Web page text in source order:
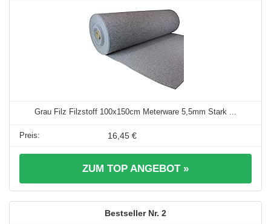
Grau Filz Filzstoff 100x150cm Meterware 5,5mm Stark ...
16,45 €
ZUM TOP ANGEBOT »
2